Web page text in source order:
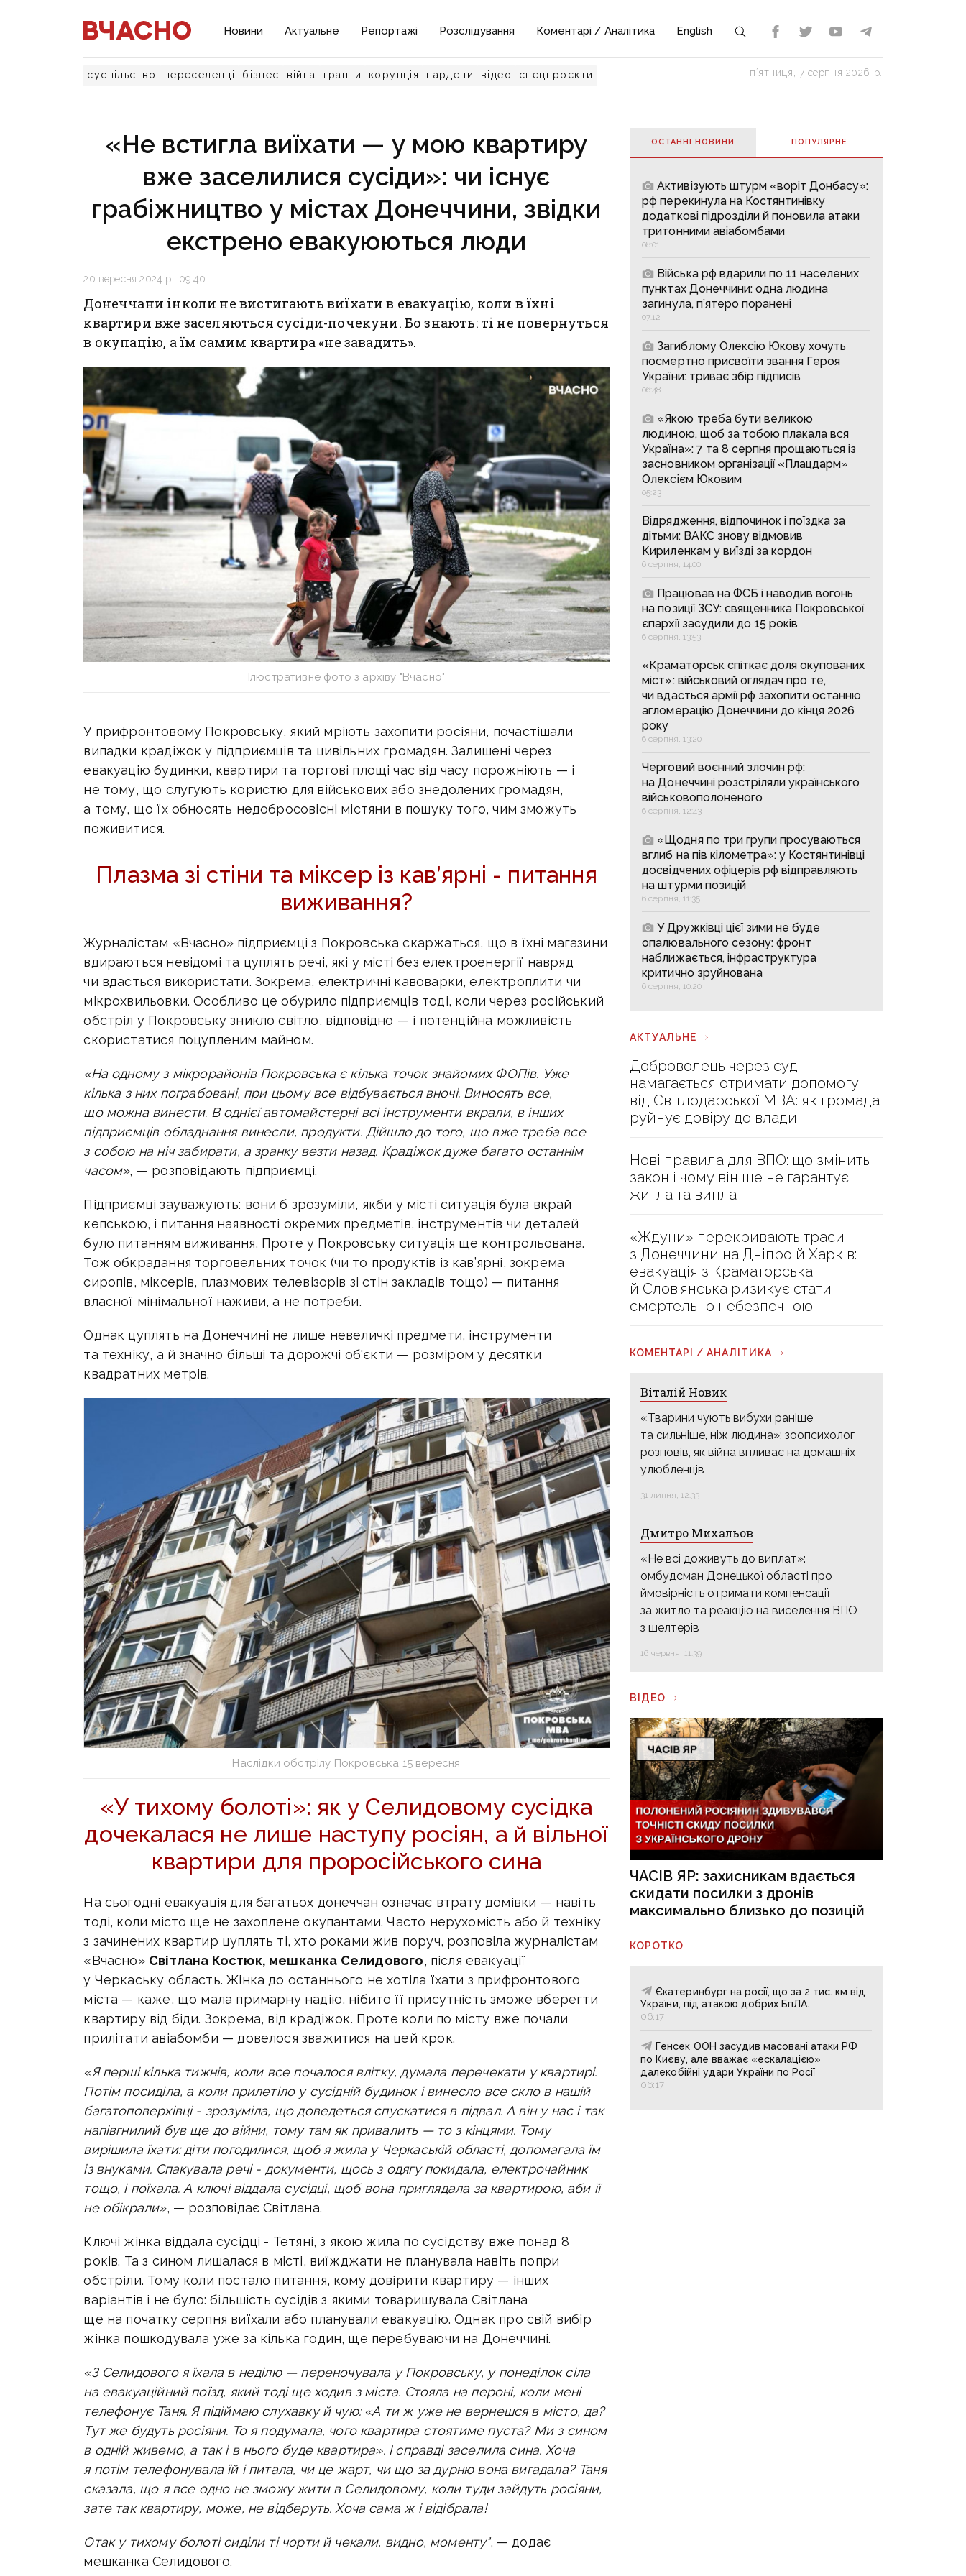
Новини Актуальне Репортажі Розслідування Коментарі / Аналітика English
суспільство переселенці бізнес війна гранти корупція нардепи відео спецпроєкти пʼятниця, 7 серпня 2026 р.
«Не встигла виїхати — у мою квартиру
вже заселилися сусіди»: чи існує
грабіжництво у містах Донеччини, звідки
екстрено евакуюються люди
20 вересня 2024 р., 09:40
Донеччани інколи не вистигають виїхати в евакуацію, коли в їхні
квартири вже заселяються сусіди-почекуни. Бо знають: ті не повернуться
в окупацію, а їм самим квартира «не завадить».
Ілюстративне фото з архіву "Вчасно"
У прифронтовому Покровську, який мріють захопити росіяни, почастішали
випадки крадіжок у підприємців та цивільних громадян. Залишені через
евакуацію будинки, квартири та торгові площі час від часу порожніють — і
не тому, що слугують користю для військових або знедолених громадян,
а тому, що їх обносять недобросовісні містяни в пошуку того, чим зможуть
поживитися.
Плазма зі стіни та міксер із кав’ярні - питання
виживання?
Журналістам «Вчасно» підприємці з Покровська скаржаться, що в їхні магазини
вдираються невідомі та цуплять речі, які у місті без електроенергії навряд
чи вдасться використати. Зокрема, електричні кавоварки, електроплити чи
мікрохвильовки. Особливо це обурило підприємців тоді, коли через російський
обстріл у Покровську зникло світло, відповідно — і потенційна можливість
скористатися поцупленим майном.
«На одному з мікрорайонів Покровська є кілька точок знайомих ФОПів. Уже
кілька з них пограбовані, при цьому все відбувається вночі. Виносять все,
що можна винести. В однієї автомайстерні всі інструменти вкрали, в інших
підприємців обладнання винесли, продукти. Дійшло до того, що вже треба все
з собою на ніч забирати, а зранку везти назад. Крадіжок дуже багато останнім
часом», — розповідають підприємці.
Підприємці зауважують: вони б зрозуміли, якби у місті ситуація була вкрай
кепською, і питання наявності окремих предметів, інструментів чи деталей
було питанням виживання. Проте у Покровську ситуація ще контрольована.
Тож обкрадання торговельних точок (чи то продуктів із кав’ярні, зокрема
сиропів, міксерів, плазмових телевізорів зі стін закладів тощо) — питання
власної мінімальної наживи, а не потреби.
Однак цуплять на Донеччині не лише невеличкі предмети, інструменти
та техніку, а й значно більші та дорожчі об'єкти — розміром у десятки
квадратних метрів.
Наслідки обстрілу Покровська 15 вересня
«У тихому болоті»: як у Селидовому сусідка
дочекалася не лише наступу росіян, а й вільної
квартири для проросійського сина
На сьогодні евакуація для багатьох донеччан означає втрату домівки — навіть
тоді, коли місто ще не захоплене окупантами. Часто нерухомість або й техніку
з зачинених квартир цуплять ті, хто роками жив поруч, розповіла журналістам
«Вчасно» Світлана Костюк, мешканка Селидового, після евакуації
у Черкаську область. Жінка до останнього не хотіла їхати з прифронтового
міста — каже, що мала примарну надію, нібито її присутність зможе вберегти
квартиру від біди. Зокрема, від крадіжок. Проте коли по місту вже почали
прилітати авіабомби — довелося зважитися на цей крок.
«Я перші кілька тижнів, коли все почалося влітку, думала перечекати у квартирі.
Потім посиділа, а коли прилетіло у сусідній будинок і винесло все скло в нашій
багатоповерхівці - зрозуміла, що доведеться спускатися в підвал. А він у нас і так
напівгнилий був ще до війни, тому там як привалить — то з кінцями. Тому
вирішила їхати: діти погодилися, щоб я жила у Черкаській області, допомагала їм
із внуками. Спакувала речі - документи, щось з одягу покидала, електрочайник
тощо, і поїхала. А ключі віддала сусідці, щоб вона приглядала за квартирою, аби її
не обікрали», — розповідає Світлана.
Ключі жінка віддала сусідці - Тетяні, з якою жила по сусідству вже понад 8
років. Та з сином лишалася в місті, виїжджати не планувала навіть попри
обстріли. Тому коли постало питання, кому довірити квартиру — інших
варіантів і не було: більшість сусідів з якими товаришувала Світлана
ще на початку серпня виїхали або планували евакуацію. Однак про свій вибір
жінка пошкодувала уже за кілька годин, ще перебуваючи на Донеччині.
«З Селидового я їхала в неділю — переночувала у Покровську, у понеділок сіла
на евакуаційний поїзд, який тоді ще ходив з міста. Стояла на пероні, коли мені
телефонує Таня. Я підіймаю слухавку й чую: «А ти ж уже не вернешся в місто, да?
Тут же будуть росіяни. То я подумала, чого квартира стоятиме пуста? Ми з сином
в одній живемо, а так і в нього буде квартира». І справді заселила сина. Хоча
я потім телефонувала їй і питала, чи це жарт, чи що за дурню вона вигадала? Таня
сказала, що я все одно не зможу жити в Селидовому, коли туди зайдуть росіяни,
зате так квартиру, може, не відберуть. Хоча сама ж і відібрала!
Отак у тихому болоті сиділи ті чорти й чекали, видно, моменту", — додає
мешканка Селидового.
ОСТАННІ НОВИНИ ПОПУЛЯРНE
Активізують штурм «воріт Донбасу»:
рф перекинула на Костянтинівку
додаткові підрозділи й поновила атаки
тритонними авіабомбами
08:01
Війська рф вдарили по 11 населених
пунктах Донеччини: одна людина
загинула, п’ятеро поранені
07:12
Загиблому Олексію Юкову хочуть
посмертно присвоїти звання Героя
України: триває збір підписів
06:48
«Якою треба бути великою
людиною, щоб за тобою плакала вся
Україна»: 7 та 8 серпня прощаються із
засновником організації «Плацдарм»
Олексієм Юковим
05:23
Відрядження, відпочинок і поїздка за
дітьми: ВАКС знову відмовив
Кириленкам у виїзді за кордон
6 серпня, 14:00
Працював на ФСБ і наводив вогонь
на позиції ЗСУ: священника Покровської
єпархії засудили до 15 років
6 серпня, 13:53
«Краматорськ спіткає доля окупованих
міст»: військовий оглядач про те,
чи вдасться армії рф захопити останню
агломерацію Донеччини до кінця 2026
року
6 серпня, 13:20
Черговий воєнний злочин рф:
на Донеччині розстріляли українського
військовополоненого
6 серпня, 12:43
«Щодня по три групи просуваються
вглиб на пів кілометра»: у Костянтинівці
досвідчених офіцерів рф відправляють
на штурми позицій
6 серпня, 11:35
У Дружківці цієї зими не буде
опалювального сезону: фронт
наближається, інфраструктура
критично зруйнована
6 серпня, 10:20
АКТУАЛЬНЕ
Доброволець через суд
намагається отримати допомогу
від Світлодарської МВА: як громада
руйнує довіру до влади
Нові правила для ВПО: що змінить
закон і чому він ще не гарантує
житла та виплат
«Ждуни» перекривають траси
з Донеччини на Дніпро й Харків:
евакуація з Краматорська
й Слов’янська ризикує стати
смертельно небезпечною
КОМЕНТАРІ / АНАЛІТИКА
Віталій Новик
«Тварини чують вибухи раніше
та сильніше, ніж людина»: зоопсихолог
розповів, як війна впливає на домашніх
улюбленців
31 липня, 12:33
Дмитро Михальов
«Не всі доживуть до виплат»:
омбудсман Донецької області про
ймовірність отримати компенсації
за житло та реакцію на виселення ВПО
з шелтерів
16 червня, 11:39
ВІДЕО
ЧАСІВ ЯР: захисникам вдається
скидати посилки з дронів
максимально близько до позицій
КОРОТКО
Єкатеринбург на росії, що за 2 тис. км від
України, під атакою добрих БпЛА.
06:17
Генсек ООН засудив масовані атаки РФ
по Києву, але вважає «ескалацією»
далекобійні удари України по Росії
06:17